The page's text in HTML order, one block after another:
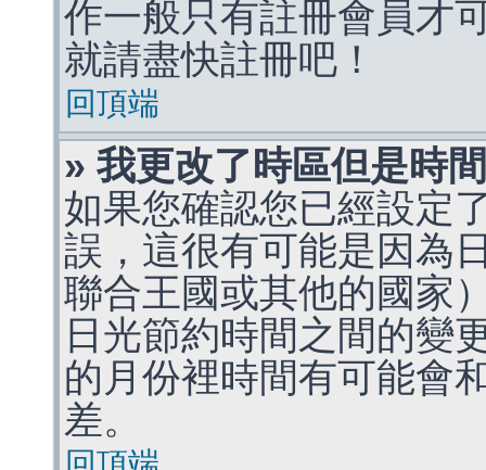
作一般只有註冊會員才
就請盡快註冊吧！
回頂端
» 我更改了時區但是時
如果您確認您已經設定
誤，這很有可能是因為
聯合王國或其他的國家
日光節約時間之間的變
的月份裡時間有可能會
差。